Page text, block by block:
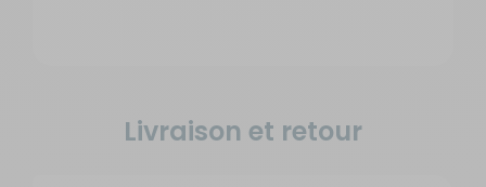
Livraison et retour